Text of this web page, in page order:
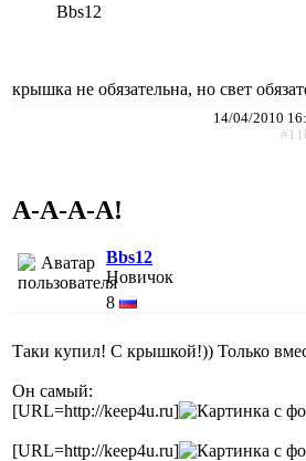
Bbs12
крышка не обязательна, но свет
14/04/2010
А-А-А-А!
Bbs12
Новичок
8
Таки купил! С крышкой!)) Только
Он самый:
[URL=http://keep4u.ru]
[URL=http://keep4u.ru]